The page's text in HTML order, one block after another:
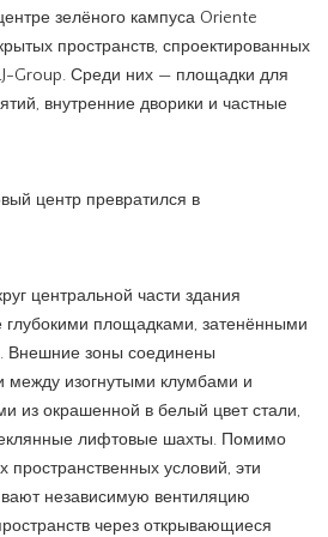
зелёного кампуса Oriente
пространств, спроектированных
Group. Среди них — площадки для
внутренние дворики и частные
центральной части здания
площадками, затенёнными
Внешние зоны соединены
между изогнутыми клумбами и
из окрашенной в белый цвет стали,
лифтовые шахты. Помимо
пространственных условий, эти
независимую вентиляцию
через открывающиеся